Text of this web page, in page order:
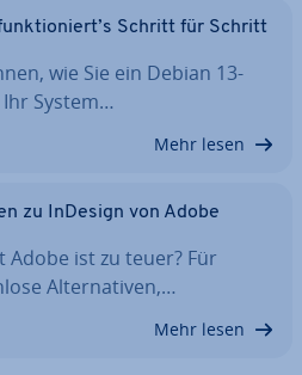
Schritt für Schritt
wie Sie ein Debian 13-
System…
Mehr lesen
zu InDesign von Adobe
ist zu teuer? Für
Al­ter­na­ti­ven,…
Mehr lesen